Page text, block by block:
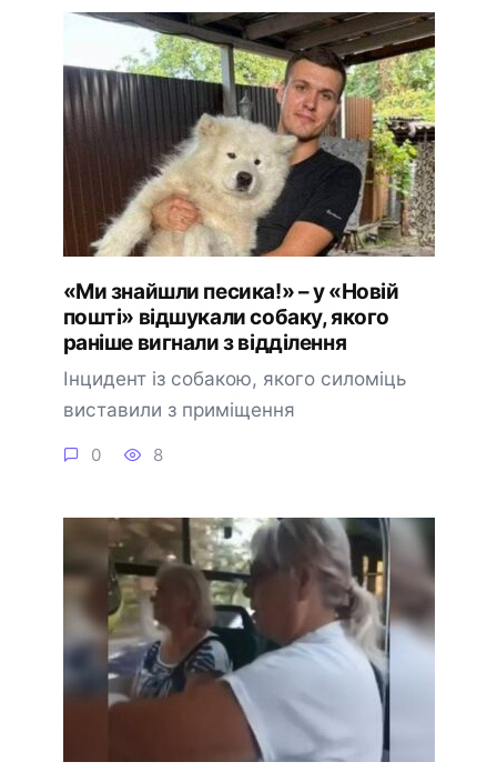
«Ми знайшли песика!» – у «Новій
пошті» відшукали собаку, якого
раніше вигнали з відділення
Інцидент із собакою, якого силоміць
виставили з приміщення
0 8